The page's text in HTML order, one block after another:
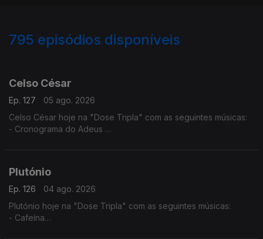
795 episódios disponíveis
Celso César
Ep. 127
05 ago. 2026
Celso César hoje na "Dose Tripla" com as seguintes músicas:
- Cronograma do Adeus
Plutónio
Ep. 126
04 ago. 2026
Plutónio hoje na "Dose Tripla" com as seguintes músicas:
- Cafeína